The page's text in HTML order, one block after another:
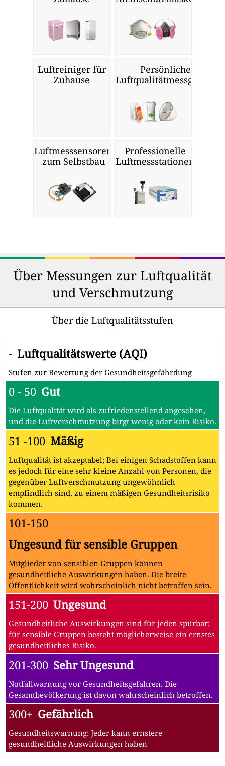
Luftreiniger für
Zuhause
Persönliche
Luftqualitätmessgeräte
Luftmesssensoren
zum Selbstbau
Professionelle
Luftmessstationen
Über Messungen zur Luftqualität
und Verschmutzung
Über die Luftqualitätsstufen
- Luftqualitätswerte (AQI)
Stufen zur Bewertung der Gesundheitsgefährdung
0 - 50 Gut
Die Luftqualität wird als zufriedenstellend angesehen,
und die Luftverschmutzung birgt wenig oder kein Risiko.
51 -100 Mäßig
Luftqualität ist akzeptabel; Bei einigen Schadstoffen kann
es jedoch für eine sehr kleine Anzahl von Personen, die
gegenüber Luftverschmutzung ungewöhnlich
empfindlich sind, zu einem mäßigen Gesundheitsrisiko
kommen.
101-150
Ungesund für sensible Gruppen
Mitglieder von sensiblen Gruppen können
gesundheitliche Auswirkungen haben. Die breite
Öffentlichkeit wird wahrscheinlich nicht betroffen sein.
151-200 Ungesund
Gesundheitliche Auswirkungen sind für jeden spürbar;
für sensible Gruppen besteht möglicherweise ein ernstes
gesundheitliches Risiko.
201-300 Sehr Ungesund
Notfallwarnung vor Gesundheitsgefahren. Die
Gesamtbevölkerung ist davon wahrscheinlich betroffen.
300+ Gefährlich
Gesundheitswarnung: Jeder kann ernstere
gesundheitliche Auswirkungen haben